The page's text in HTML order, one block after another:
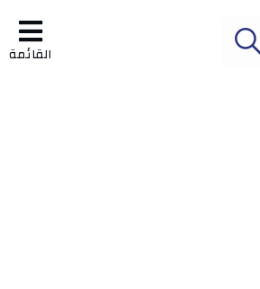
القائمة